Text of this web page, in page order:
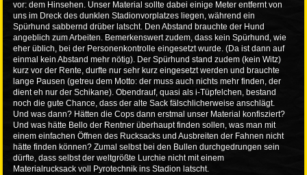
vor: dem Hinsehen. Unser Material sollte dabei einige Meter entfernt von
uns im Dreck des dunklen Stadionvorplatzes liegen, während ein
Spürhund sabbernd drüber latscht. Den Abstand brauchte der Hund
angeblich zum Arbeiten. Bemerkenswert zudem, dass kein Spürhund, wie
eher üblich, bei der Personenkontrolle eingesetzt wurde. (Da ist dann auf
einmal kein Abstand mehr nötig). Der Spürhund stand zudem (kein Witz)
kurz vor der Rente, durfte nur sehr kurz eingesetzt werden und brauchte
lange Pausen (getreu dem Motto: der muss auch nichts mehr finden, der
dient eh nur der Schikane). Obendrauf, quasi als i-Tüpfelchen, bestand
noch die gute Chance, dass der alte Sack fälschlicherweise anschlägt.
Und was dann? Hätten die Cops dann erstmal unser Material konfisziert?
Und was hätte Bello der Rentner überhaupt finden sollen, was man mit
einem einfachen Öffnen des Rucksacks und Ausbreiten der Fahnen nicht
hätte finden können? Zumal selbst bei den Bullen durchgedrungen sein
dürfte, dass selbst der weltgrößte Lurchie nicht mit einem
Materialrucksack voll Pyrotechnik ins Stadion latscht.